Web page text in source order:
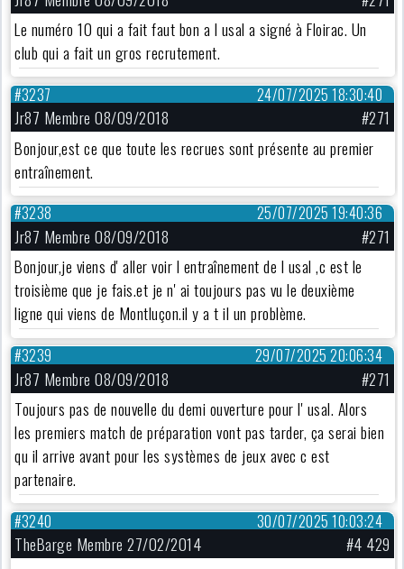
Le numéro 10 qui a fait faut bon a l usal a signé à Floirac. Un
club qui a fait un gros recrutement.
24/07/2025 18:30:40
#3237
Jr87 Membre 08/09/2018
#271
Bonjour,est ce que toute les recrues sont présente au premier
entraînement.
25/07/2025 19:40:36
#3238
Jr87 Membre 08/09/2018
#271
Bonjour,je viens d' aller voir l entraînement de l usal ,c est le
troisième que je fais.et je n' ai toujours pas vu le deuxième
ligne qui viens de Montluçon.il y a t il un problème.
29/07/2025 20:06:34
#3239
Jr87 Membre 08/09/2018
#271
Toujours pas de nouvelle du demi ouverture pour l' usal. Alors
les premiers match de préparation vont pas tarder, ça serai bien
qu il arrive avant pour les systèmes de jeux avec c est
partenaire.
30/07/2025 10:03:24
#3240
TheBarge Membre 27/02/2014 #4 429